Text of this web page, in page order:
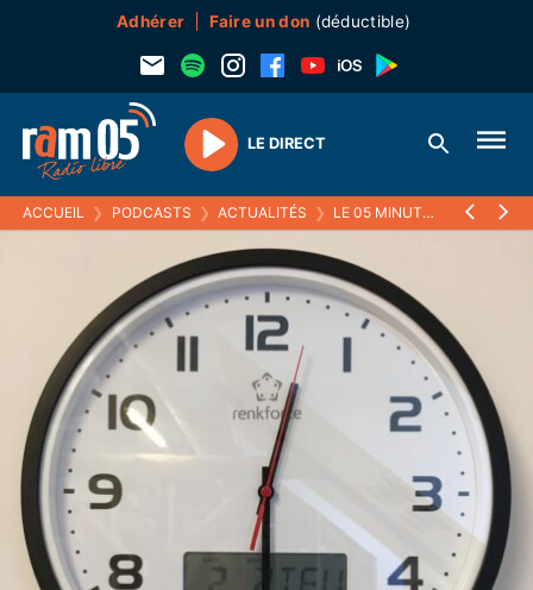
Adhérer Faire un don (déductible)
Play
LE DIRECT
ACCUEIL ❯ PODCASTS ❯ ACTUALITÉS ❯ LE 05 MINUTES 22